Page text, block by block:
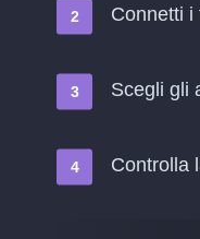
Connetti
Scegli gli
Controlla